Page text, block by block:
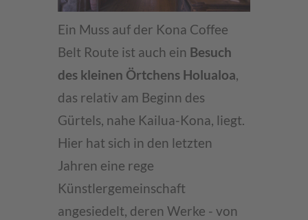
Ein Muss auf der Kona Coffee
Belt Route ist auch ein Besuch
des kleinen Örtchens Holualoa,
das relativ am Beginn des
Gürtels, nahe Kailua-Kona, liegt.
Hier hat sich in den letzten
Jahren eine rege
Künstlergemeinschaft
angesiedelt, deren Werke - von